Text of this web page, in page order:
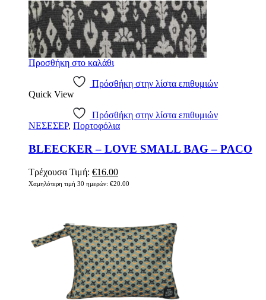
Προσθήκη στο καλάθι
Πρόσθήκη στην λίστα επιθυμιών
Quick View
Πρόσθήκη στην λίστα επιθυμιών
ΝΕΣΕΣΕΡ, Πορτοφόλια
BLEECKER – LOVE SMALL BAG – PACO
Τρέχουσα Τιμή: Original
price
€16.00Η
τρέχουσα
Χαμηλότερη τιμή 30 ημερών: €20.00